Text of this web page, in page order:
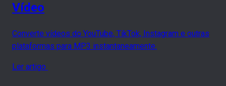
Vídeo
Converte vídeos do YouTube, TikTok, Instagram e outras
plataformas para MP3 instantaneamente.
Ler artigo